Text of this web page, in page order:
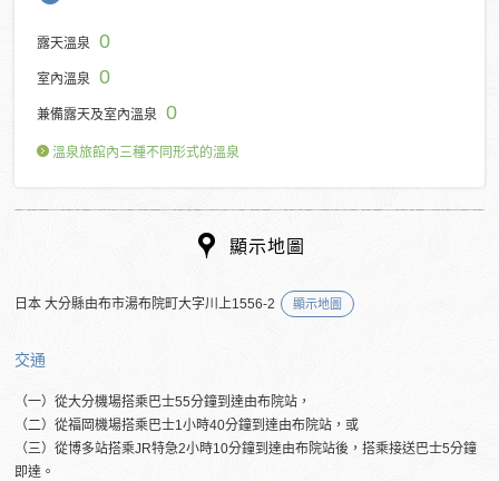
露天溫泉 0
室內溫泉 0
兼備露天及室內溫泉 0
溫泉旅館內三種不同形式的溫泉
顯示地圖
日本 大分縣由布市湯布院町大字川上1556-2 顯示地圖
交通
（一）從大分機場搭乘巴士55分鐘到達由布院站，
（二）從福岡機場搭乘巴士1小時40分鐘到達由布院站，或
（三）從博多站搭乘JR特急2小時10分鐘到達由布院站後，搭乘接送巴士5分鐘
即達。